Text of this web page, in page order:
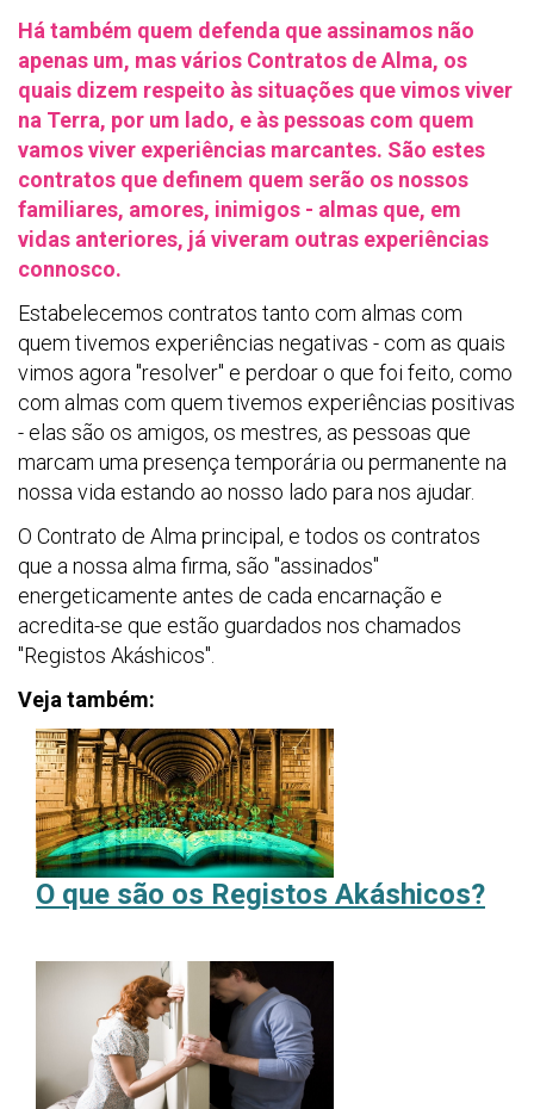
Há também quem defenda que assinamos não
apenas um, mas vários Contratos de Alma, os
quais dizem respeito às situações que vimos viver
na Terra, por um lado, e às pessoas com quem
vamos viver experiências marcantes. São estes
contratos que definem quem serão os nossos
familiares, amores, inimigos - almas que, em
vidas anteriores, já viveram outras experiências
connosco.
Estabelecemos contratos tanto com almas com
quem tivemos experiências negativas - com as quais
vimos agora "resolver" e perdoar o que foi feito, como
com almas com quem tivemos experiências positivas
- elas são os amigos, os mestres, as pessoas que
marcam uma presença temporária ou permanente na
nossa vida estando ao nosso lado para nos ajudar.
O Contrato de Alma principal, e todos os contratos
que a nossa alma firma, são "assinados"
energeticamente antes de cada encarnação e
acredita-se que estão guardados nos chamados
"Registos Akáshicos".
Veja também:
O que são os Registos Akáshicos?